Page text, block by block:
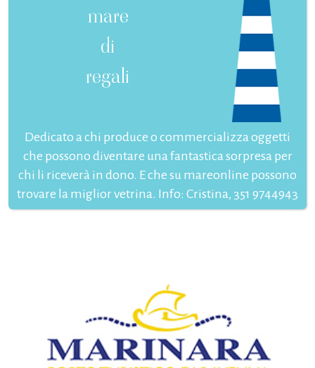
mare
di
regali
Dedicato a chi produce o commercializza oggetti
che possono diventare una fantastica sorpresa per
chi li riceverà in dono. E che su mareonline possono
trovare la miglior vetrina. Info: Cristina, 351 9744943